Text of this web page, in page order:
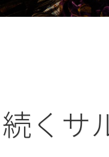
くサ